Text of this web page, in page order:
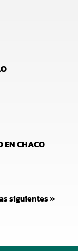
EN CHACO
siguientes »